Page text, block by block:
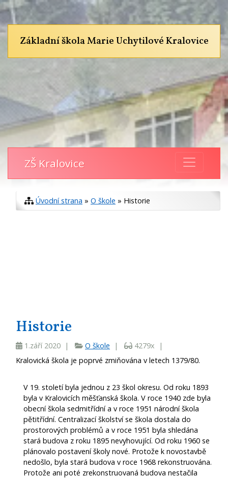
Základní škola Marie Uchytilové Kralovice
ZŠ Kralovice
Úvodní strana » O škole » Historie
Historie
1.září 2020 | O škole |
4279x |
Kralovická škola je poprvé zmiňována v letech 1379/80.
V 19. století byla jednou z 23 škol okresu. Od roku 1893
byla v Kralovicích měšťanská škola. V roce 1940 zde byla
obecní škola sedmitřídní a v roce 1951 národní škola
pětitřídní. Centralizací školství se škola dostala do
prostorových problémů a v roce 1951 byla shledána
stará budova z roku 1895 nevyhovující. Od roku 1960 se
plánovalo postavení školy nové. Protože k novostavbě
nedošlo, byla stará budova v roce 1968 rekonstruována.
Protože ani poté zrekonstruovaná budova nestačila